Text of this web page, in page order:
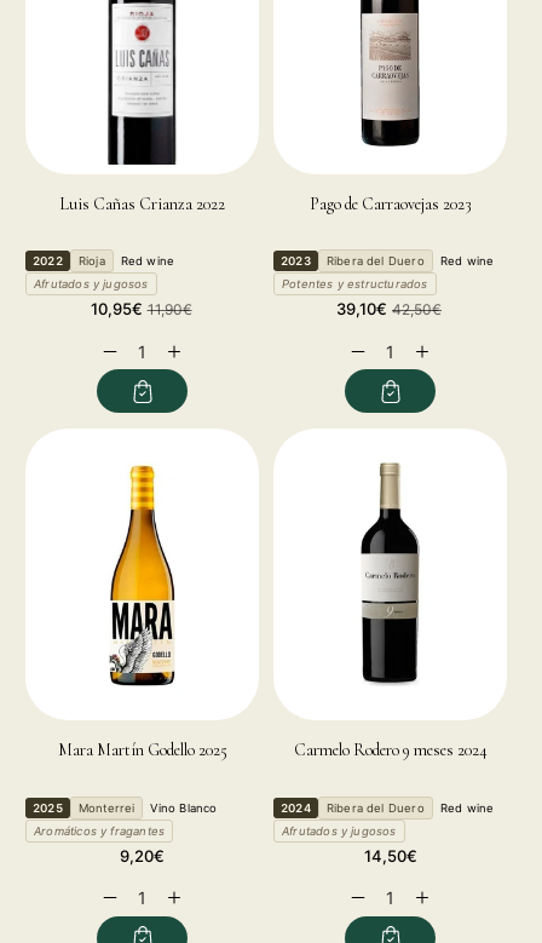
Luis Cañas Crianza 2022
2022 Rioja
Red wine
Afrutados y jugosos
Sale
10,95€ Regular
11,90€
Decrease
quantity
Increase
quantity
for
Pago de Carraovejas 2023
2023 Ribera del Duero
Red wine
Potentes y estructurados
Sale
39,10€ Regular
42,50€
Decrease
quantity
Increase
quantity
for
Mara Martín Godello 2025
2025 Monterrei
Vino Blanco
Aromáticos y fragantes
Regular
9,20€
Decrease
quantity
Increase
quantity
Carmelo Rodero 9 meses 2024
2024 Ribera del Duero
Red wine
Afrutados y jugosos
Regular
14,50€
Decrease
quantity
Increase
quantity